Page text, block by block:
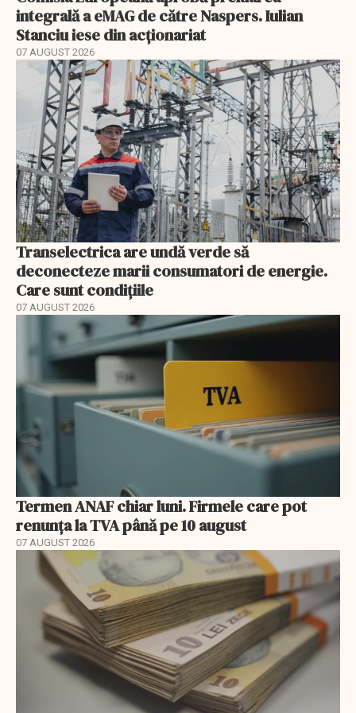
integrală a eMAG de către Naspers. Iulian
Stanciu iese din acționariat
07 AUGUST 2026
Transelectrica are undă verde să
deconecteze marii consumatori de energie.
Care sunt condițiile
07 AUGUST 2026
Termen ANAF chiar luni. Firmele care pot
renunța la TVA până pe 10 august
07 AUGUST 2026